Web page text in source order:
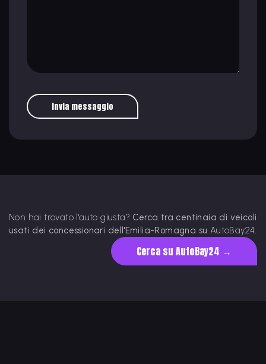
Invia messaggio
Non hai trovato l'auto giusta? Cerca tra centinaia di veicoli
usati dei concessionari dell'Emilia-Romagna su AutoBay24.
Cerca su AutoBay24 →